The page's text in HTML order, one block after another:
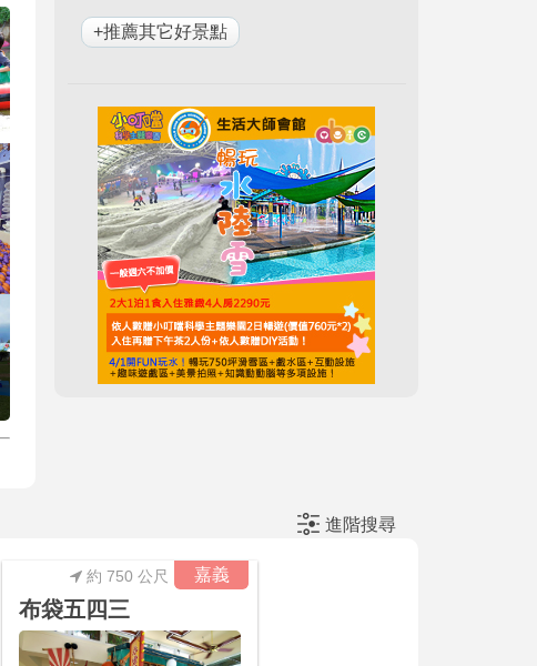
+推薦其它好景點
進階搜尋
嘉義
約 750 公尺
布袋五四三